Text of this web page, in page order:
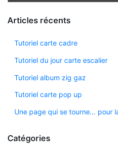
Articles récents
Tutoriel carte cadre
Tutoriel du jour carte escalier
Tutoriel album zig gaz
Tutoriel carte pop up
Une page qui se tourne… pour
Catégories